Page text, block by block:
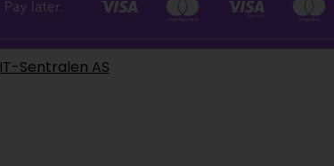
IT-Sentralen AS